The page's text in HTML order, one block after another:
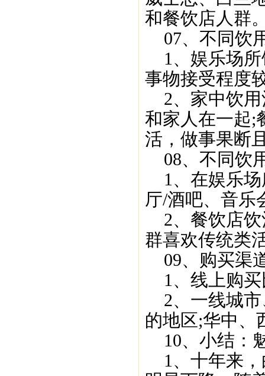
和餐饮店人群
07、不同饮
1、娱乐场所
事物接受程度
2、家中饮用
和家人在一起;
活，做事果断
08、不同饮
1、在娱乐场
厅/酒吧、音乐
2、餐饮店饮
群喜欢传统类
09、购买渠
1、线上购买
2、一线城市
的地区;华中、
10、小结：
1、十年来，